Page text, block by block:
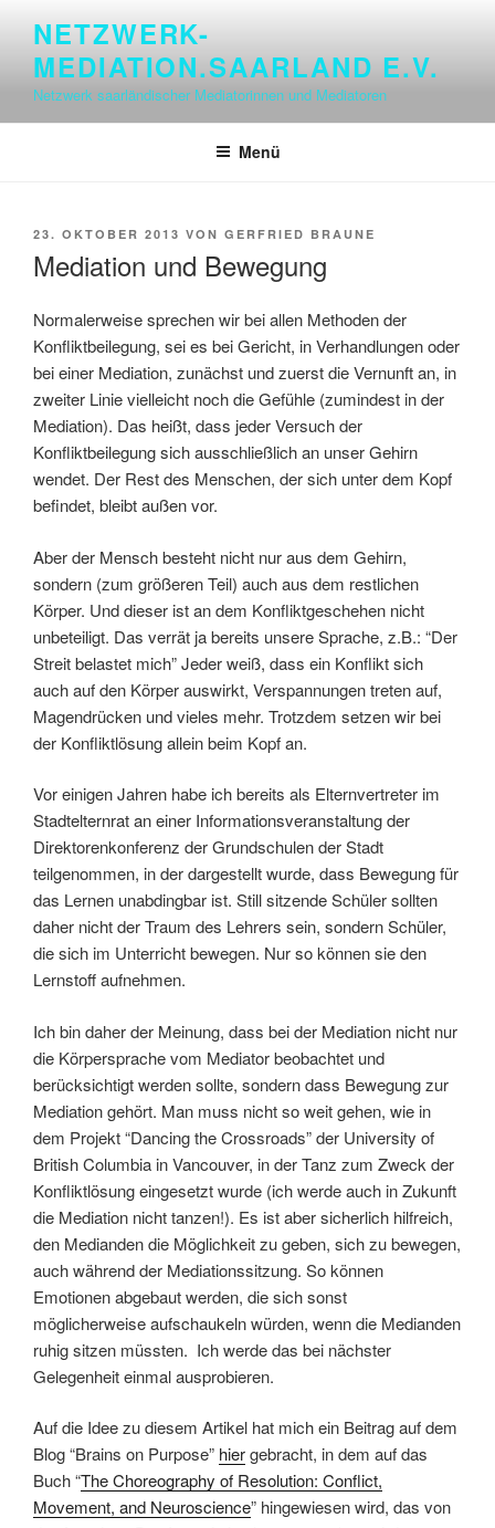
springen
NETZWERK-
MEDIATION.SAARLAND E.V.
Netzwerk saarländischer Mediatorinnen und Mediatoren
Menü
VERÖFFENTLICHT
23. OKTOBER 2013 VON GERFRIED BRAUNE
Mediation und Bewegung
Normalerweise sprechen wir bei allen Methoden der
Konfliktbeilegung, sei es bei Gericht, in Verhandlungen oder
bei einer Mediation, zunächst und zuerst die Vernunft an, in
zweiter Linie vielleicht noch die Gefühle (zumindest in der
Mediation). Das heißt, dass jeder Versuch der
Konfliktbeilegung sich ausschließlich an unser Gehirn
wendet. Der Rest des Menschen, der sich unter dem Kopf
befindet, bleibt außen vor.
Aber der Mensch besteht nicht nur aus dem Gehirn,
sondern (zum größeren Teil) auch aus dem restlichen
Körper. Und dieser ist an dem Konfliktgeschehen nicht
unbeteiligt. Das verrät ja bereits unsere Sprache, z.B.: “Der
Streit belastet mich” Jeder weiß, dass ein Konflikt sich
auch auf den Körper auswirkt, Verspannungen treten auf,
Magendrücken und vieles mehr. Trotzdem setzen wir bei
der Konfliktlösung allein beim Kopf an.
Vor einigen Jahren habe ich bereits als Elternvertreter im
Stadtelternrat an einer Informationsveranstaltung der
Direktorenkonferenz der Grundschulen der Stadt
teilgenommen, in der dargestellt wurde, dass Bewegung für
das Lernen unabdingbar ist. Still sitzende Schüler sollten
daher nicht der Traum des Lehrers sein, sondern Schüler,
die sich im Unterricht bewegen. Nur so können sie den
Lernstoff aufnehmen.
Ich bin daher der Meinung, dass bei der Mediation nicht nur
die Körpersprache vom Mediator beobachtet und
berücksichtigt werden sollte, sondern dass Bewegung zur
Mediation gehört. Man muss nicht so weit gehen, wie in
dem Projekt “Dancing the Crossroads” der University of
British Columbia in Vancouver, in der Tanz zum Zweck der
Konfliktlösung eingesetzt wurde (ich werde auch in Zukunft
die Mediation nicht tanzen!). Es ist aber sicherlich hilfreich,
den Medianden die Möglichkeit zu geben, sich zu bewegen,
auch während der Mediationssitzung. So können
Emotionen abgebaut werden, die sich sonst
möglicherweise aufschaukeln würden, wenn die Medianden
ruhig sitzen müssten. Ich werde das bei nächster
Gelegenheit einmal ausprobieren.
Auf die Idee zu diesem Artikel hat mich ein Beitrag auf dem
Blog “Brains on Purpose” hiergebracht, in dem auf das
Buch “The Choreography of Resolution: Conflict,
Movement, and Neuroscience” hingewiesen wird, das von